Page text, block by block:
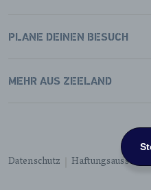
PLANE DEINEN BESUCH
MEHR AUS ZEELAND
Datenschutz